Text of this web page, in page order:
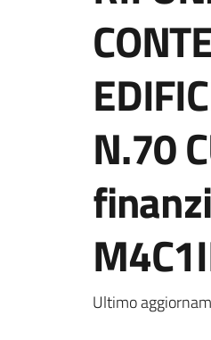
N.70
Ultimo